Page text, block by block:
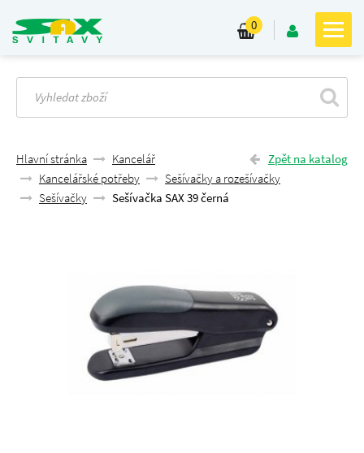
0
Zpět na katalog
Hlavní stránka
Kancelář
Kancelářské potřeby
Sešívačky a rozešívačky
Sešívačky
Sešívačka SAX 39 černá